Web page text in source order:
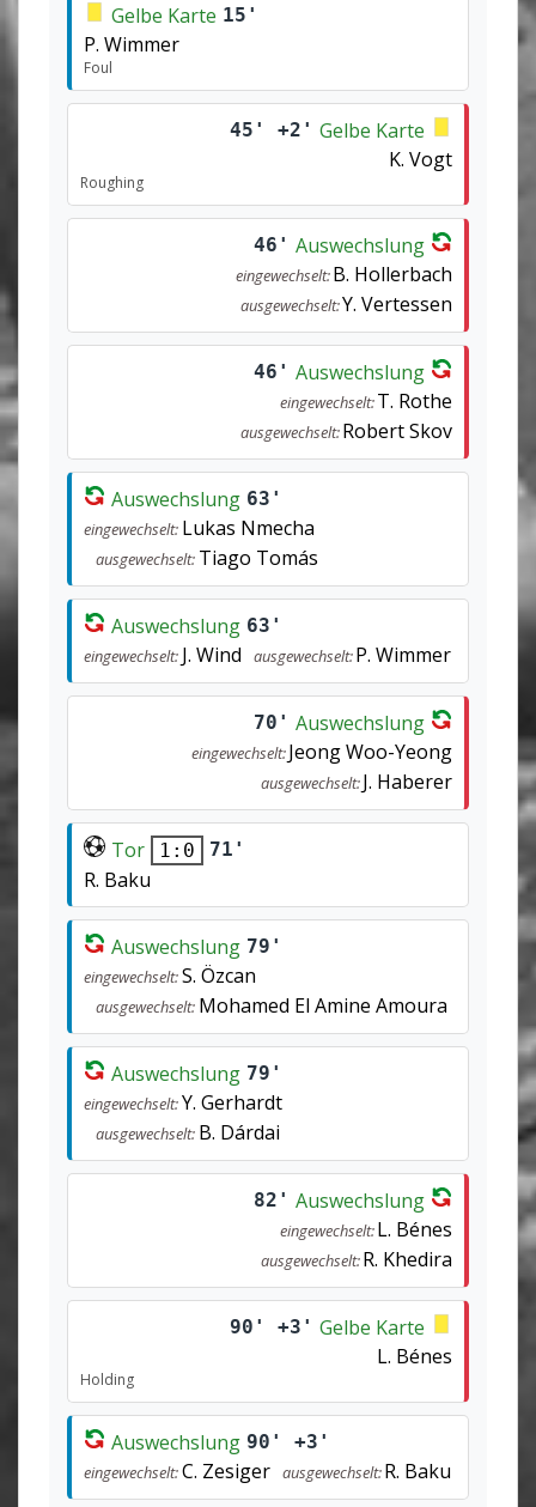
Gelbe Karte 15'
P. Wimmer
Foul
45' +2' Gelbe Karte
K. Vogt
Roughing
46' Auswechslung
eingewechselt:B. Hollerbach
ausgewechselt:Y. Vertessen
46' Auswechslung
eingewechselt:T. Rothe
ausgewechselt:Robert Skov
Auswechslung 63'
eingewechselt: Lukas Nmecha
ausgewechselt: Tiago Tomás
Auswechslung 63'
eingewechselt: J. Wind ausgewechselt:P. Wimmer
70' Auswechslung
eingewechselt:Jeong Woo-Yeong
ausgewechselt:J. Haberer
Tor 1:0 71'
R. Baku
Auswechslung 79'
eingewechselt:S. Özcan
ausgewechselt: Mohamed El Amine Amoura
Auswechslung 79'
eingewechselt:Y. Gerhardt
ausgewechselt: B. Dárdai
82' Auswechslung
eingewechselt:L. Bénes
ausgewechselt:R. Khedira
90' +3' Gelbe Karte
L. Bénes
Holding
Auswechslung 90' +3'
eingewechselt:C. Zesiger ausgewechselt:R. Baku